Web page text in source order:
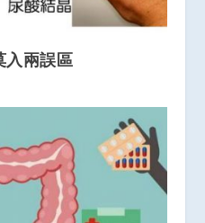
入兩誤區